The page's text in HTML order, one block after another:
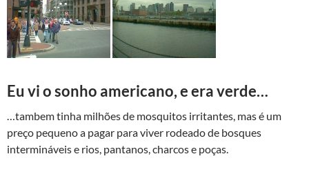
Eu vi o sonho americano, e era verde…
…tambem tinha milhões de mosquitos irritantes, mas é um
preço pequeno a pagar para viver rodeado de bosques
intermináveis e rios, pantanos, charcos e poças.